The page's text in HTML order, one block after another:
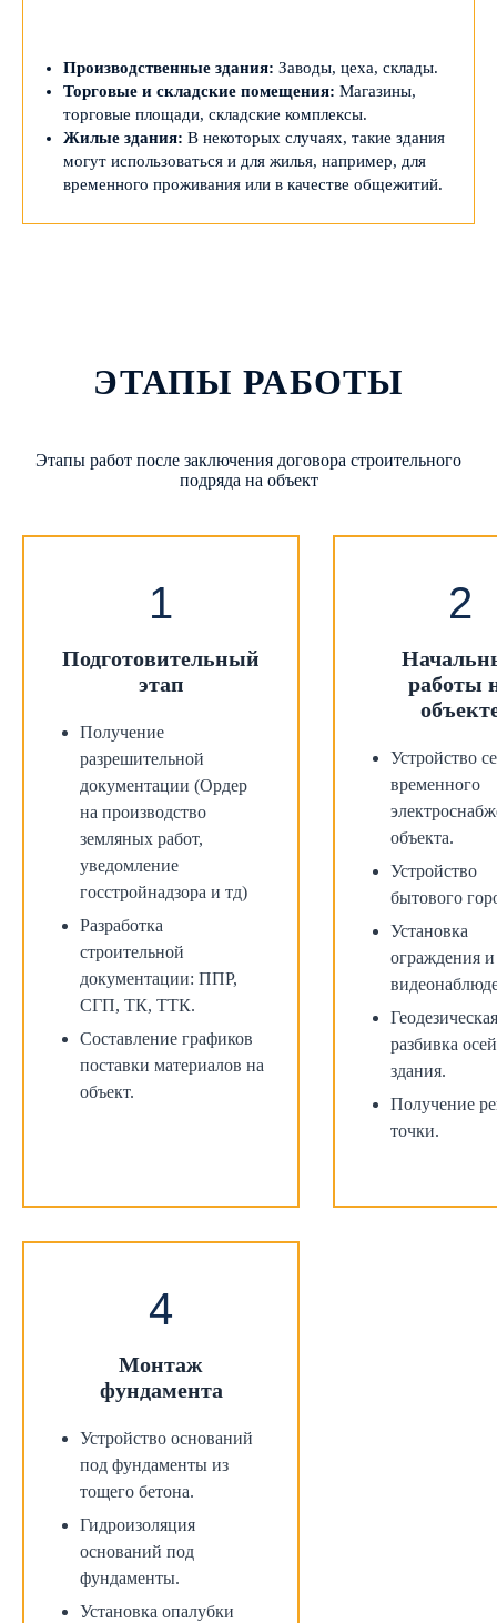
Производственные здания: Заводы, цеха, склады.
Торговые и складские помещения: Магазины,
торговые площади, складские комплексы.
Жилые здания: В некоторых случаях, такие здания
могут использоваться и для жилья, например, для
временного проживания или в качестве общежитий.
ЭТАПЫ РАБОТЫ
Этапы работ после заключения договора строительного
подряда на объект
Подготовительный
этап
Получение
разрешительной
документации (Ордер
на производство
земляных работ,
уведомление
госстройнадзора и тд)
Разработка
строительной
документации: ППР,
СГП, ТК, ТТК.
Составление графиков
поставки материалов на
объект.
работы
Устройство
временного
объекта.
Устройство
бытового
Установка
ограждения и
Геодезическая
разбивка осей
здания.
Получение
точки.
Монтаж
фундамента
Устройство оснований
под фундаменты из
тощего бетона.
Гидроизоляция
оснований под
фундаменты.
Установка опалубки